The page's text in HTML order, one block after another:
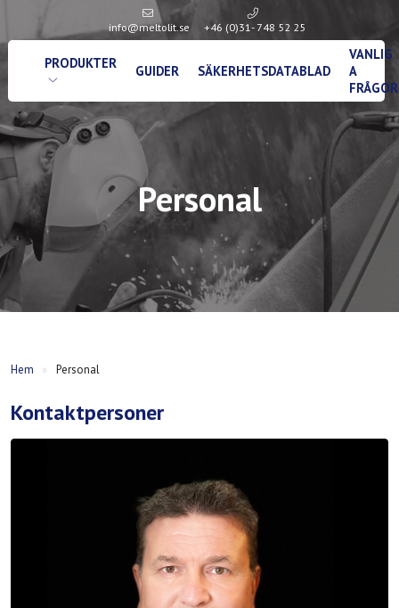
info@meltolit.se +46 (0)31- 748 52 25
PRODUKTER GUIDER SÄKERHETSDATABLAD
VANLIG
A
FRÅGOR
Personal
Hem » Personal
Kontaktpersoner